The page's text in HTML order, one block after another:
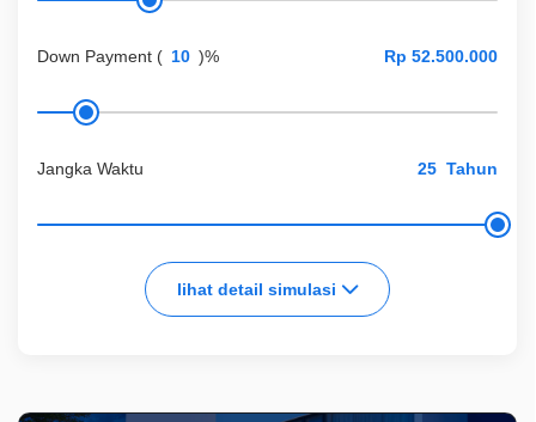
Down Payment ( )%
Jangka Waktu Tahun
lihat detail simulasi